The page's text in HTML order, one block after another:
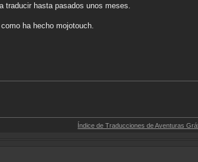
traducir hasta pasados unos meses.
ha hecho mojotouch.
Índice de Traducciones de Aventuras Gráficas